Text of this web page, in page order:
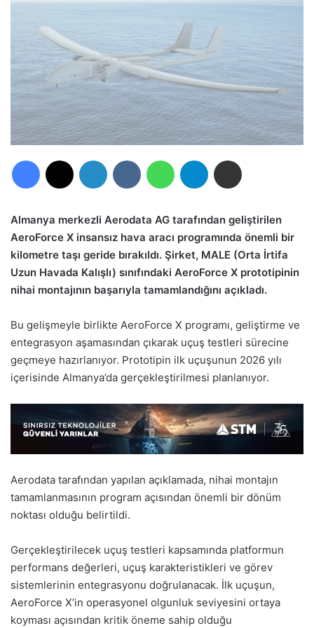
Almanya merkezli Aerodata AG tarafından geliştirilen
AeroForce X insansız hava aracı programında önemli bir
kilometre taşı geride bırakıldı. Şirket, MALE (Orta İrtifa
Uzun Havada Kalışlı) sınıfındaki AeroForce X prototipinin
nihai montajının başarıyla tamamlandığını açıkladı.
Bu gelişmeyle birlikte AeroForce X programı, geliştirme ve
entegrasyon aşamasından çıkarak uçuş testleri sürecine
geçmeye hazırlanıyor. Prototipin ilk uçuşunun 2026 yılı
içerisinde Almanya’da gerçekleştirilmesi planlanıyor.
Aerodata tarafından yapılan açıklamada, nihai montajın
tamamlanmasının program açısından önemli bir dönüm
noktası olduğu belirtildi.
Gerçekleştirilecek uçuş testleri kapsamında platformun
performans değerleri, uçuş karakteristikleri ve görev
sistemlerinin entegrasyonu doğrulanacak. İlk uçuşun,
AeroForce X’in operasyonel olgunluk seviyesini ortaya
koyması açısından kritik öneme sahip olduğu